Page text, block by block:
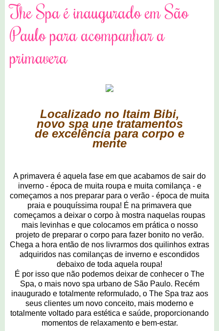
The Spa é inaugurado em São
Paulo para acompanhar a
primavera
Localizado no Itaim Bibi,
novo spa une tratamentos
de excelência para corpo e
mente
A primavera é aquela fase em que acabamos de sair do
inverno - época de muita roupa e muita comilança - e
começamos a nos preparar para o verão - época de muita
praia e pouquíssima roupa! É na primavera que
começamos a deixar o corpo à mostra naquelas roupas
mais levinhas e que colocamos em prática o nosso
projeto de preparar o corpo para fazer bonito no verão.
Chega a hora então de nos livrarmos dos quilinhos extras
adquiridos nas comilanças de inverno e escondidos
debaixo de toda aquela roupa!
É por isso que não podemos deixar de conhecer o The
Spa, o mais novo spa urbano de São Paulo. Recém
inaugurado e totalmente reformulado, o The Spa traz aos
seus clientes um novo conceito, mais moderno e
totalmente voltado para estética e saúde, proporcionando
momentos de relaxamento e bem-estar.